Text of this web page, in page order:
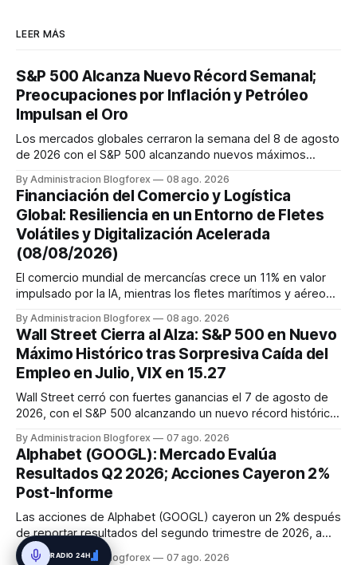
LEER MÁS
S&P 500 Alcanza Nuevo Récord Semanal;
Preocupaciones por Inflación y Petróleo
Impulsan el Oro
Los mercados globales cerraron la semana del 8 de agosto
de 2026 con el S&P 500 alcanzando nuevos máximos
renta fija vio una caída en los rendimientos del Tesoro de
EE. UU. tras un informe de empleo más débil. El petróleo se
mantuvo al ...
By Administracion Blogforex 08 ago. 2026
Financiación del Comercio y Logística
Global: Resiliencia en un Entorno de Fletes
Volátiles y Digitalización Acelerada
(08/08/2026)
El comercio mundial de mercancías crece un 11% en valor
impulsado por la IA, mientras los fletes marítimos y aéreos
disrupciones geopolíticas y congestión. La financiación del
comercio, que depende en un 90% del crédito, se digitaliza
y el mercado...
By Administracion Blogforex 08 ago. 2026
Wall Street Cierra al Alza: S&P 500 en Nuevo
Máximo Histórico tras Sorpresiva Caída del
Empleo en Julio, VIX en 15.27
Wall Street cerró con fuertes ganancias el 7 de agosto de
2026, con el S&P 500 alcanzando un nuevo récord histórico
54,036.93 y el Nasdaq Composite escaló 1.3% a 26,690.62.
El impulso provino de un informe de empleo de julio
inesperadamente ...
By Administracion Blogforex 07 ago. 2026
Alphabet (GOOGL): Mercado Evalúa
Resultados Q2 2026; Acciones Cayeron 2%
Post-Informe
Las acciones de Alphabet (GOOGL) cayeron un 2% después
de reportar resultados del segundo trimestre de 2026, a
pesar de superar las expectativas en ingresos de la nube y
By Administracion Blogforex 07 ago. 2026
RADIO 24H